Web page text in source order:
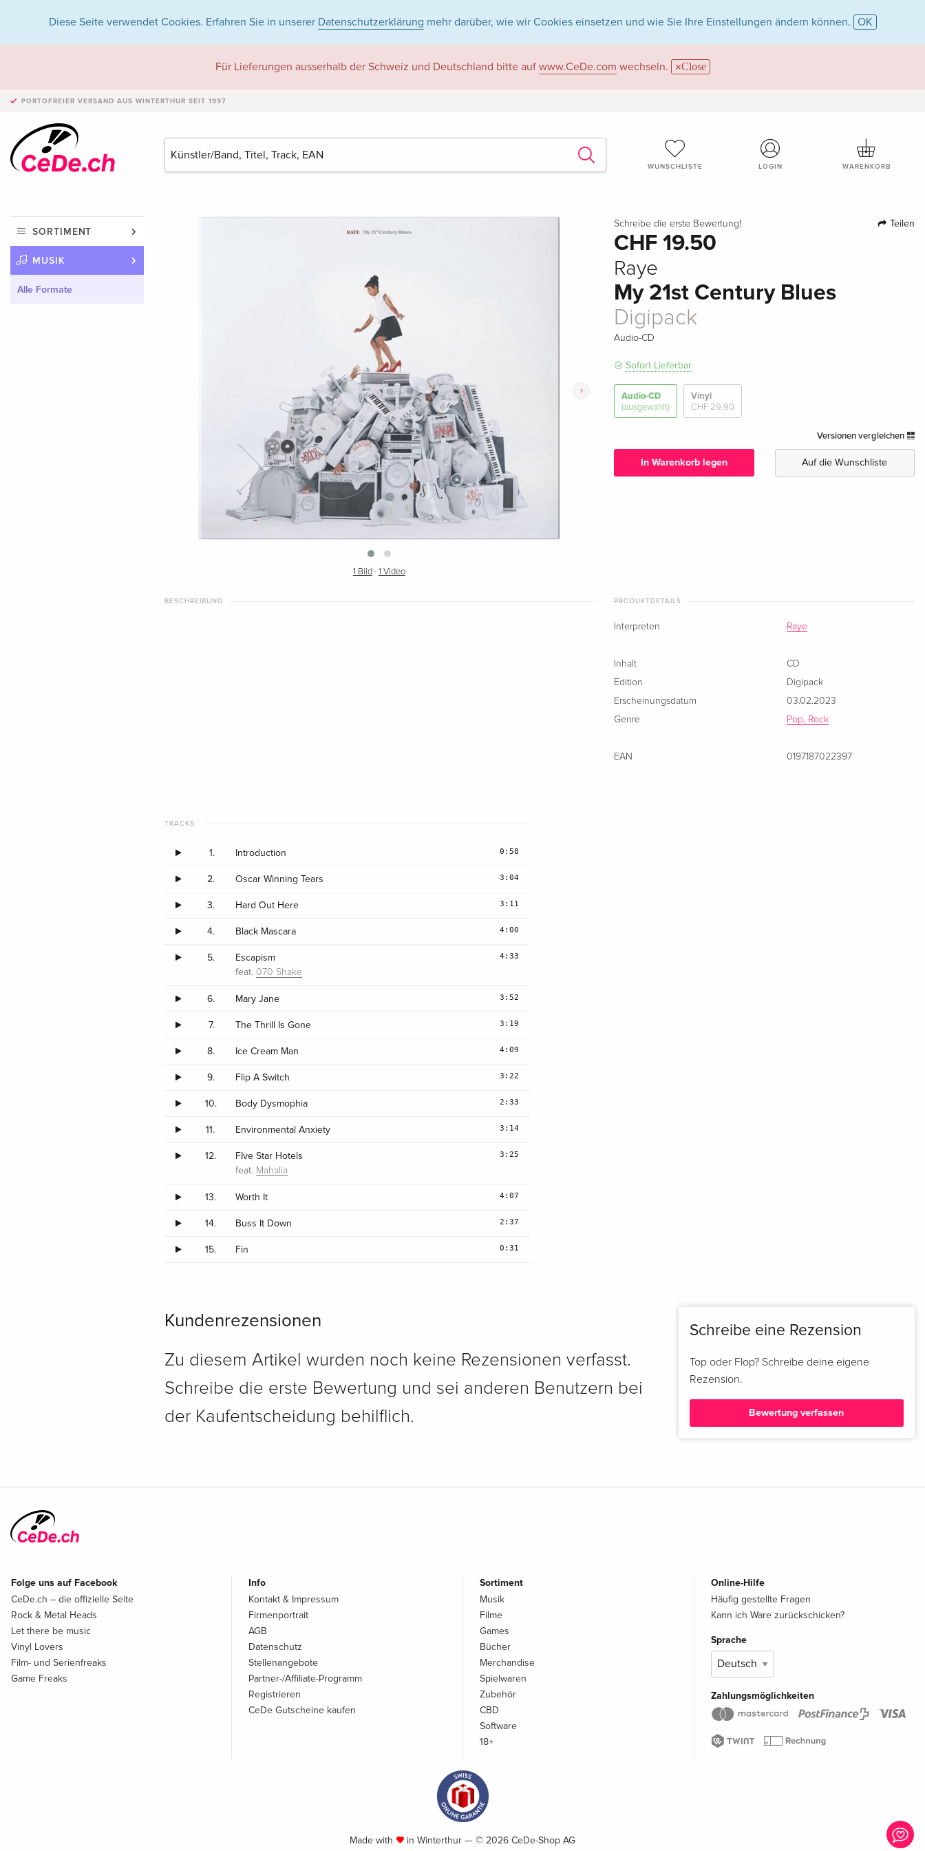
Diese Seite verwendet Cookies. Erfahren Sie in unserer Datenschutzerklärung mehr darüber, wie wir Cookies einsetzen und wie Sie Ihre Einstellungen ändern können. OK
Für Lieferungen ausserhalb der Schweiz und Deutschland bitte auf www.CeDe.com wechseln. Close
PORTOFREIER VERSAND AUS WINTERTHUR SEIT 1997
WUNSCHLISTE LOGIN WARENKORB
SORTIMENT
MUSIK
Alle Formate
›
1 Bild · 1 Video
Schreibe die erste Bewertung! Teilen
CHF 19.50
Raye
My 21st Century Blues
Digipack
Audio-CD
Sofort Lieferbar
Audio-CD
(ausgewählt)
Vinyl
CHF 29.90
Versionen vergleichen
In Warenkorb legen Auf die Wunschliste
BESCHREIBUNG PRODUKTDETAILS
Interpreten Raye
Inhalt
CD
Edition
Digipack
Erscheinungsdatum
03.02.2023
Genre
Pop, Rock
EAN 0197187022397
TRACKS
1. Introduction 0:58
2. Oscar Winning Tears 3:04
3. Hard Out Here 3:11
4. Black Mascara 4:00
5.
Escapism
feat. 070 Shake
4:33
6. Mary Jane 3:52
7. The Thrill Is Gone 3:19
8. Ice Cream Man 4:09
9. Flip A Switch 3:22
10. Body Dysmophia 2:33
11. Environmental Anxiety 3:14
12.
FIve Star Hotels
feat. Mahalia
3:25
13. Worth It 4:07
14. Buss It Down 2:37
15. Fin 0:31
Kundenrezensionen
Zu diesem Artikel wurden noch keine Rezensionen verfasst.
Schreibe die erste Bewertung und sei anderen Benutzern bei
der Kaufentscheidung behilflich.
Schreibe eine Rezension
Top oder Flop? Schreibe deine eigene
Rezension.
Bewertung verfassen
Folge uns auf Facebook
CeDe.ch – die offizielle Seite
Rock & Metal Heads
Let there be music
Vinyl Lovers
Film- und Serienfreaks
Game Freaks
Info
Kontakt & Impressum
Firmenportrait
AGB
Datenschutz
Stellenangebote
Partner-/Affiliate-Programm
Registrieren
CeDe Gutscheine kaufen
Sortiment
Musik
Filme
Games
Bücher
Merchandise
Spielwaren
Zubehör
CBD
Software
18+
Online-Hilfe
Häufig gestellte Fragen
Kann ich Ware zurückschicken?
Sprache
Zahlungsmöglichkeiten
Made with in Winterthur — © 2026 CeDe-Shop AG